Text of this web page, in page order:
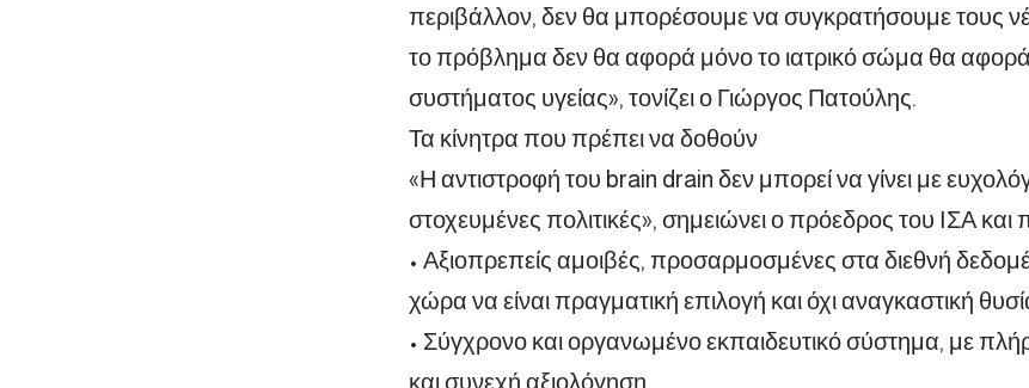
περιβάλλον, δεν θα μπορέσουμε να συγκρατήσουμε τους
το πρόβλημα δεν θα αφορά μόνο το ιατρικό σώμα θα αφορά
συστήματος υγείας», τονίζει ο Γιώργος Πατούλης.
Τα κίνητρα που πρέπει να δοθούν
«Η αντιστροφή του brain drain δεν μπορεί να γίνει με
στοχευμένες πολιτικές», σημειώνει ο πρόεδρος του ΙΣΑ και
• Αξιοπρεπείς αμοιβές, προσαρμοσμένες στα διεθνή
χώρα να είναι πραγματική επιλογή και όχι αναγκαστική
• Σύγχρονο και οργανωμένο εκπαιδευτικό σύστημα, με
και συνεχή αξιολόγηση